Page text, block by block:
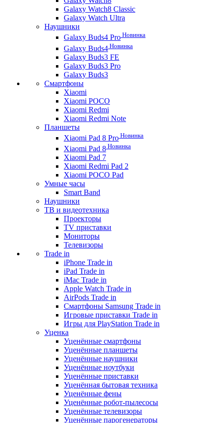
Galaxy Watch8 Classic
Galaxy Watch Ultra
Наушники
Galaxy Buds4 Pro Новинка
Galaxy Buds4 Новинка
Galaxy Buds3 FE
Galaxy Buds3 Pro
Galaxy Buds3
Смартфоны
Xiaomi
Xiaomi POCO
Xiaomi Redmi
Xiaomi Redmi Note
Планшеты
Xiaomi Pad 8 Pro Новинка
Xiaomi Pad 8 Новинка
Xiaomi Pad 7
Xiaomi Redmi Pad 2
Xiaomi POCO Pad
Умные часы
Smart Band
Наушники
ТВ и видеотехника
Проекторы
TV приставки
Мониторы
Телевизоры
Trade in
iPhone Trade in
iPad Trade in
iMac Trade in
Apple Watch Trade in
AirPods Trade in
Смартфоны Samsung Trade in
Игровые приставки Trade in
Игры для PlayStation Trade in
Уценка
Уценённые смартфоны
Уценённые планшеты
Уценённые наушники
Уценённые ноутбуки
Уценённые приставки
Уценённая бытовая техника
Уценённые фены
Уценённые робот-пылесосы
Уценённые телевизоры
Уценённые парогенераторы